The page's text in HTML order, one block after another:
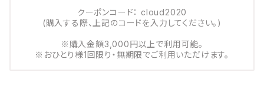
クーポンコード： cloud2020
(購入する際、上記のコードを入力してください。)
※購入金額3,000円以上で利用可能。
※おひとり様1回限り・無期限でご利用いただけます。